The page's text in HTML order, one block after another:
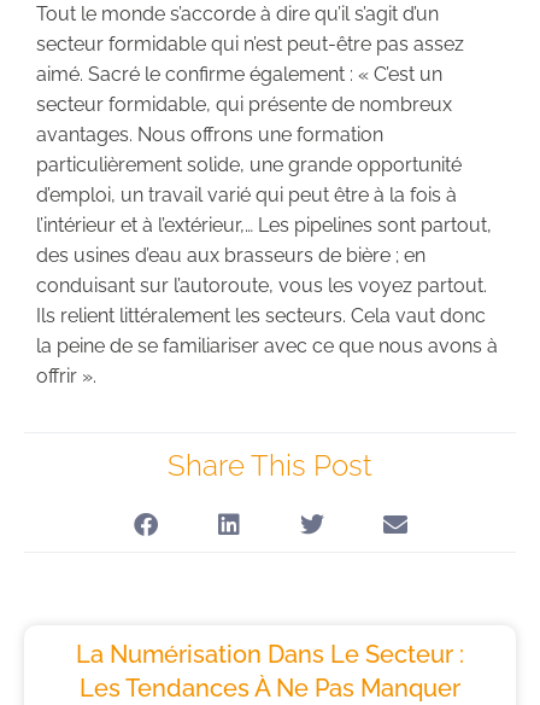
Tout le monde s’accorde à dire qu’il s’agit d’un
secteur formidable qui n’est peut-être pas assez
aimé. Sacré le confirme également : « C’est un
secteur formidable, qui présente de nombreux
avantages. Nous offrons une formation
particulièrement solide, une grande opportunité
d’emploi, un travail varié qui peut être à la fois à
l’intérieur et à l’extérieur,… Les pipelines sont partout,
des usines d’eau aux brasseurs de bière ; en
conduisant sur l’autoroute, vous les voyez partout.
Ils relient littéralement les secteurs. Cela vaut donc
la peine de se familiariser avec ce que nous avons à
offrir ».
Share This Post
La Numérisation Dans Le Secteur :
Les Tendances À Ne Pas Manquer